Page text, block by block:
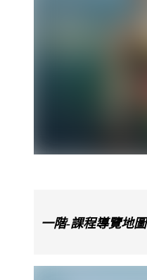
一階-課程導覽地圖